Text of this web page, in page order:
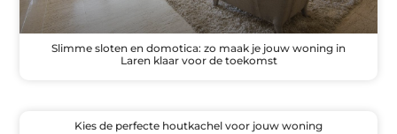
Slimme sloten en domotica: zo maak je jouw woning in
Laren klaar voor de toekomst
Kies de perfecte houtkachel voor jouw woning